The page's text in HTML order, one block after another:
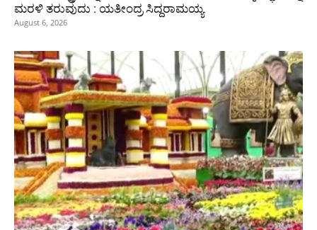
ಮರಳಿ ತರುವುದು : ಯತೀಂದ್ರ ಸಿದ್ದರಾಮಯ್ಯ
August 6, 2026